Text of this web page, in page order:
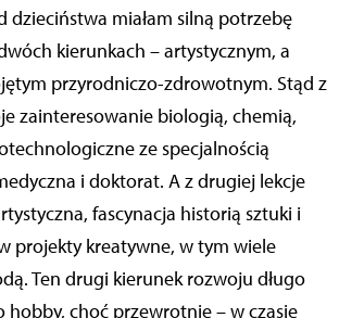
dzieciństwa miałam silną potrzebę
kierunkach – artystycznym, a
przyrodniczo-zdrowotnym. Stąd z
zainteresowanie biologią, chemią,
ze specjalnością
i doktorat. A z drugiej lekcje
fascynacja historią sztuki i
projekty kreatywne, w tym wiele
Ten drugi kierunek rozwoju długo
hobby, choć przewrotnie – w czasie